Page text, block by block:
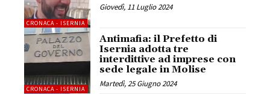
CRONACA - ISERNIA
Giovedì, 11 Luglio 2024
CRONACA - ISERNIA
Antimafia: il Prefetto di
Isernia adotta tre
interdittive ad imprese con
sede legale in Molise
Martedì, 25 Giugno 2024